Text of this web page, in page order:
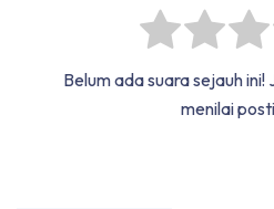
Belum ada suara sejauh
menilai